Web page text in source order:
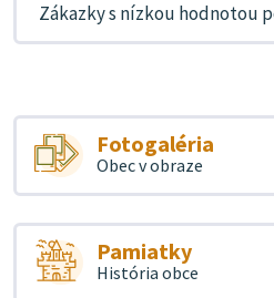
Zákazky s nízkou hodnotou
Fotogaléria
Obec v obraze
Pamiatky
História obce